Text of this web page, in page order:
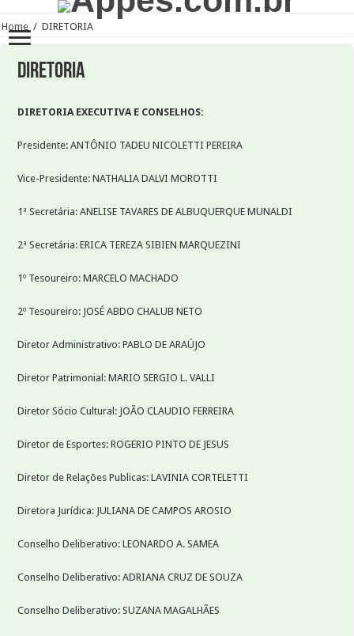
Home / DIRETORIA
DIRETORIA
DIRETORIA EXECUTIVA E CONSELHOS:
Presidente: ANTÔNIO TADEU NICOLETTI PEREIRA
Vice-Presidente: NATHALIA DALVI MOROTTI
1ª Secretária: ANELISE TAVARES DE ALBUQUERQUE MUNALDI
2ª Secretária: ERICA TEREZA SIBIEN MARQUEZINI
1º Tesoureiro: MARCELO MACHADO
2º Tesoureiro: JOSÉ ABDO CHALUB NETO
Diretor Administrativo: PABLO DE ARAÚJO
Diretor Patrimonial: MARIO SERGIO L. VALLI
Diretor Sócio Cultural: JOÃO CLAUDIO FERREIRA
Diretor de Esportes: ROGERIO PINTO DE JESUS
Diretor de Relações Publicas: LAVINIA CORTELETTI
Diretora Jurídica: JULIANA DE CAMPOS AROSIO
Conselho Deliberativo: LEONARDO A. SAMEA
Conselho Deliberativo: ADRIANA CRUZ DE SOUZA
Conselho Deliberativo: SUZANA MAGALHÃES